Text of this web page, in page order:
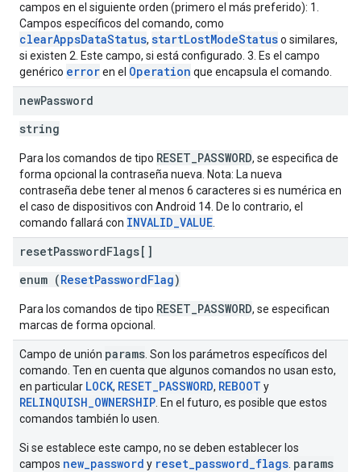
campos en el siguiente orden (primero el más preferido): 1.
Campos específicos del comando, como
clearAppsDataStatus, startLostModeStatuso similares,
si existen 2. Este campo, si está configurado. 3. Es el campo
genérico erroren el Operation que encapsula el comando.
newPassword
string
Para los comandos de tipo RESET_PASSWORD, se especifica de
forma opcional la contraseña nueva. Nota: La nueva
contraseña debe tener al menos 6 caracteres si es numérica en
el caso de dispositivos con Android 14. De lo contrario, el
comando fallará con INVALID_VALUE
resetPasswordFlags[]
enum (ResetPasswordFlag)
Para los comandos de tipo RESET_PASSWORD, se especifican
marcas de forma opcional.
Campo de unión params . Son los parámetros específicos del
comando. Ten en cuenta que algunos comandos no usan esto,
en particular LOCK, RESET_PASSWORD, REBOOT y
RELINQUISH_OWNERSHIP . En el futuro, es posible que estos
comandos también lo usen.
Si se establece este campo, no se deben establecer los
campos new_password y reset_password_flags params